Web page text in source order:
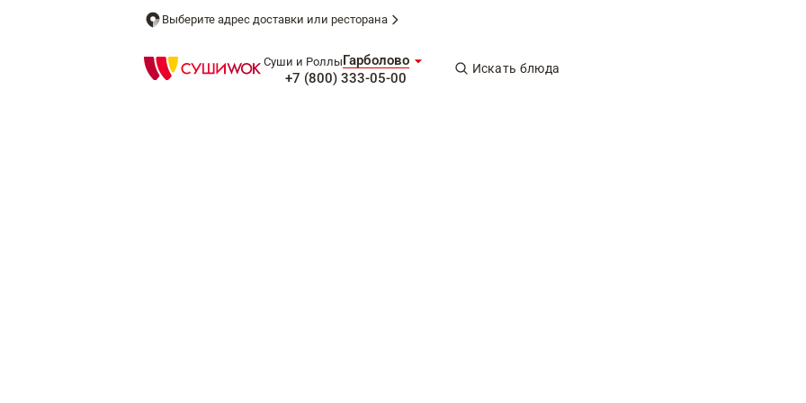
Выберите адрес доставки или ресторана
Суши и РоллыГарболово
+7 (800) 333-05-00
Искать блюда